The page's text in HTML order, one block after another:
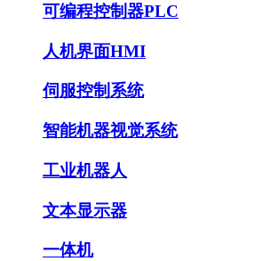
可编程控制器PLC
人机界面HMI
伺服控制系统
智能机器视觉系统
工业机器人
文本显示器
一体机